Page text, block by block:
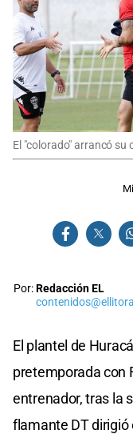
El "colorado" arrancó su
Por:Redacción EL
El plantel de
pretemporada con
entrenador, tras la
flamante DT